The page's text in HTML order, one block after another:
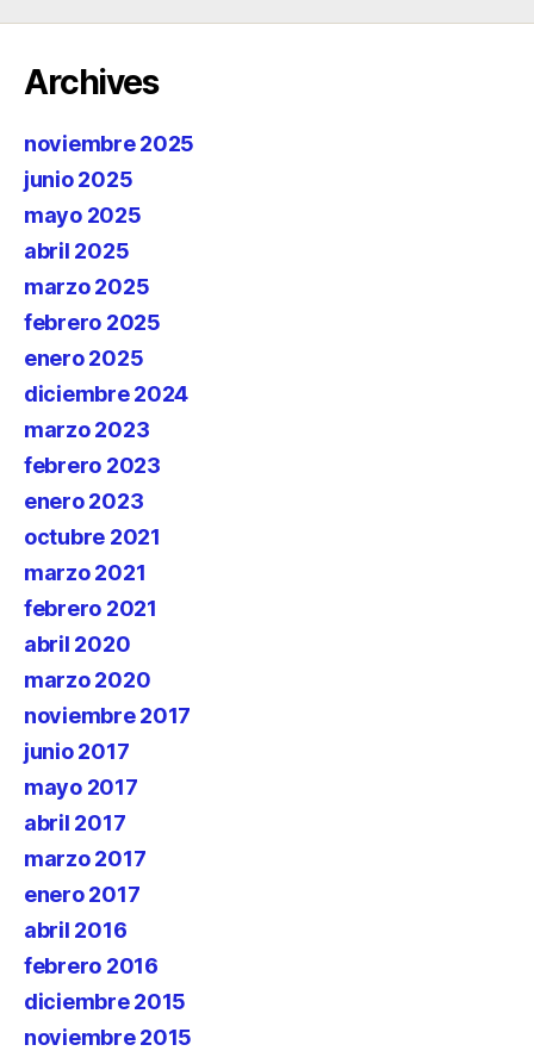
Archives
noviembre 2025
junio 2025
mayo 2025
abril 2025
marzo 2025
febrero 2025
enero 2025
diciembre 2024
marzo 2023
febrero 2023
enero 2023
octubre 2021
marzo 2021
febrero 2021
abril 2020
marzo 2020
noviembre 2017
junio 2017
mayo 2017
abril 2017
marzo 2017
enero 2017
abril 2016
febrero 2016
diciembre 2015
noviembre 2015